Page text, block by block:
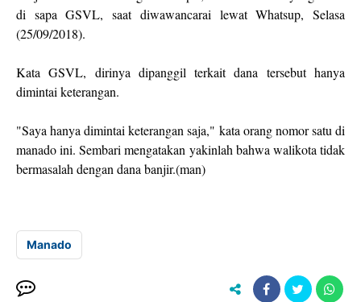
di sapa GSVL, saat diwawancarai lewat Whatsup, Selasa
(25/09/2018).
Kata GSVL, dirinya dipanggil terkait dana tersebut hanya
dimintai keterangan.
"Saya hanya dimintai keterangan saja," kata orang nomor satu di
manado ini. Sembari mengatakan yakinlah bahwa walikota tidak
bermasalah dengan dana banjir.(man)
Manado